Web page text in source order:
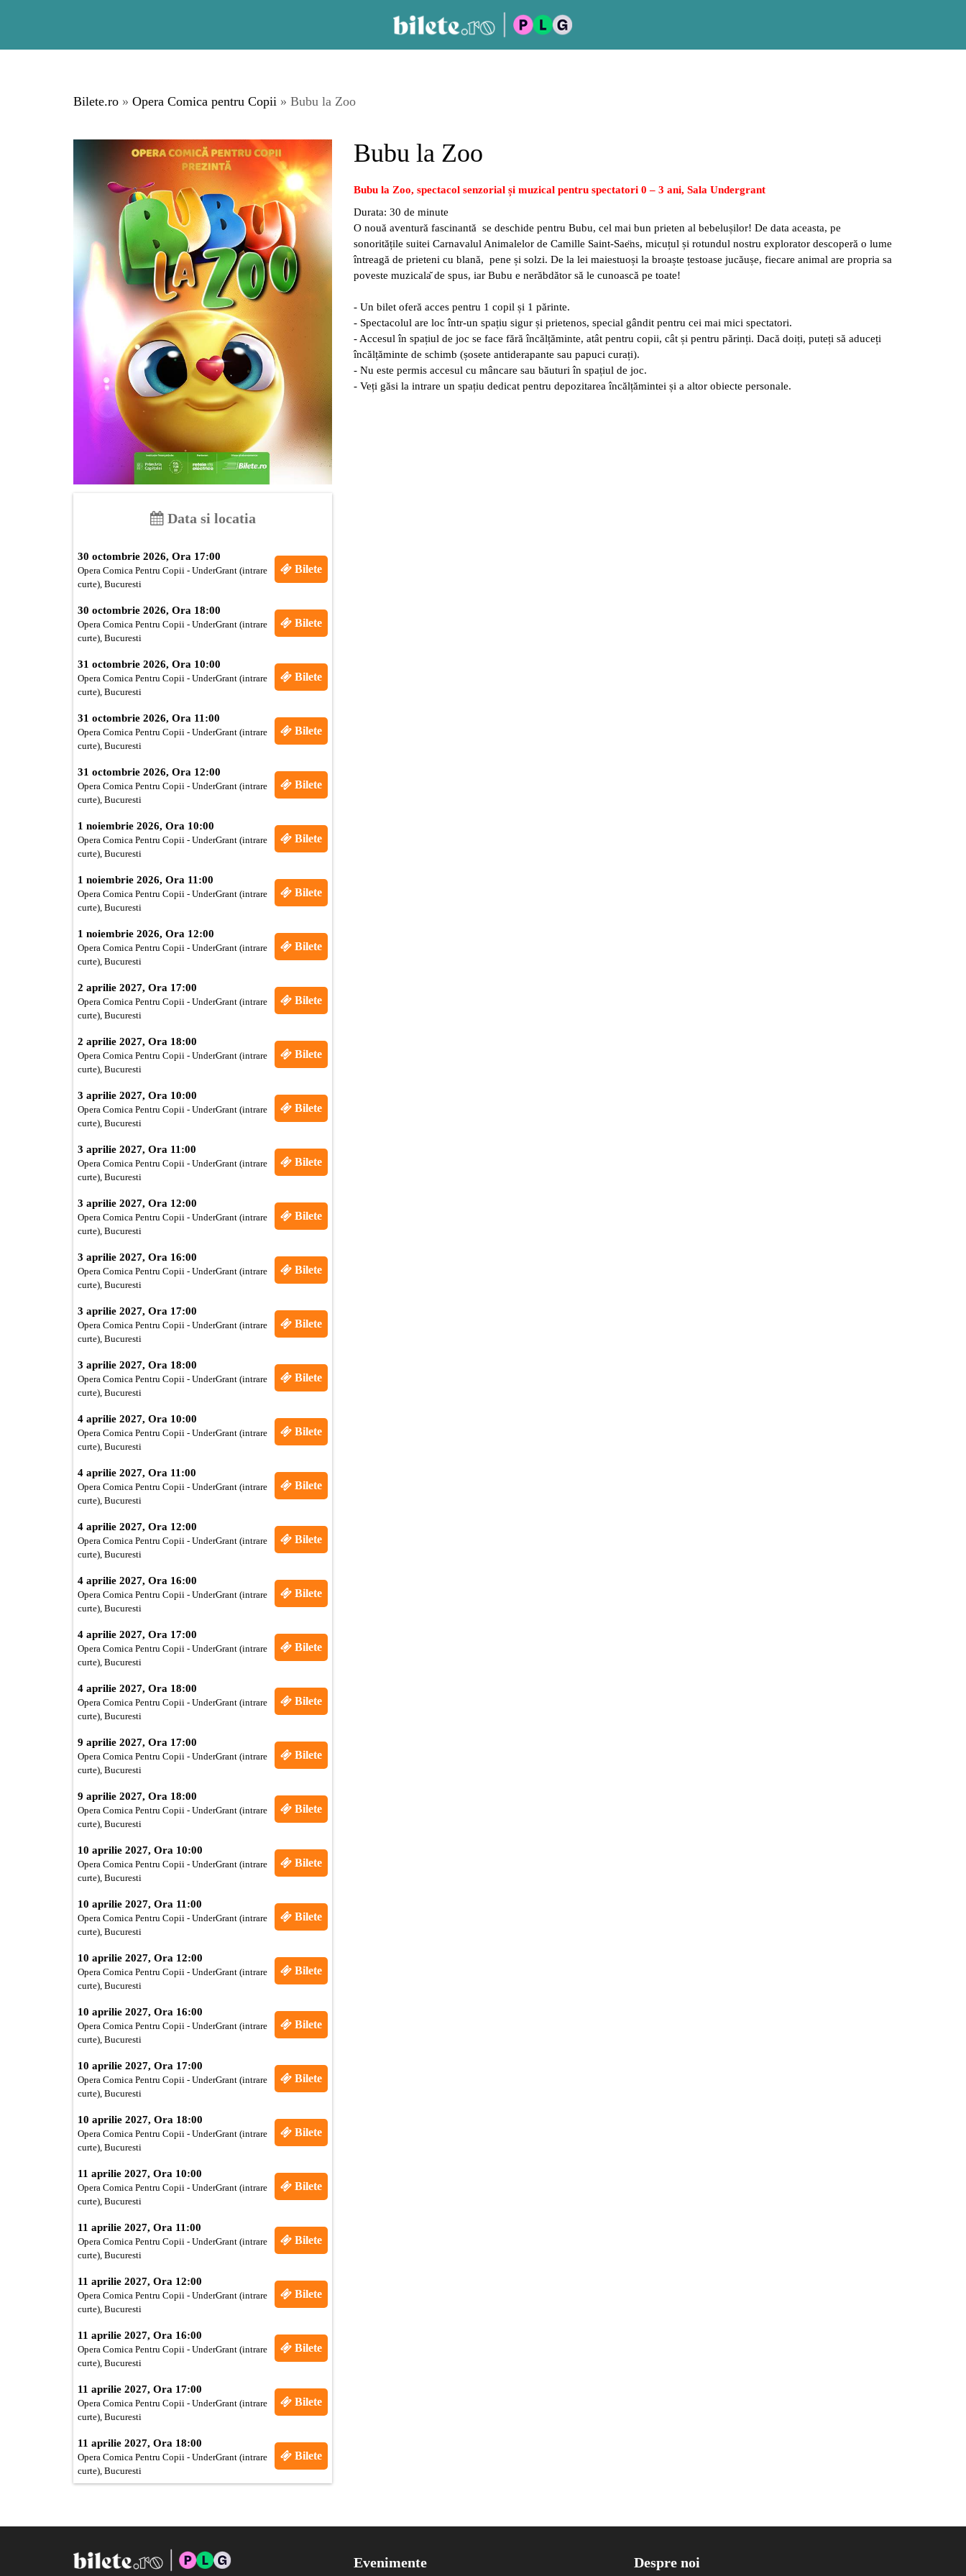
Bilete.ro » Opera Comica pentru Copii » Bubu la Zoo
Data si locatia
30 octombrie 2026, Ora 17:00
Opera Comica Pentru Copii - UnderGrant (intrare
curte), Bucuresti
Bilete
30 octombrie 2026, Ora 18:00
Opera Comica Pentru Copii - UnderGrant (intrare
curte), Bucuresti
Bilete
31 octombrie 2026, Ora 10:00
Opera Comica Pentru Copii - UnderGrant (intrare
curte), Bucuresti
Bilete
31 octombrie 2026, Ora 11:00
Opera Comica Pentru Copii - UnderGrant (intrare
curte), Bucuresti
Bilete
31 octombrie 2026, Ora 12:00
Opera Comica Pentru Copii - UnderGrant (intrare
curte), Bucuresti
Bilete
1 noiembrie 2026, Ora 10:00
Opera Comica Pentru Copii - UnderGrant (intrare
curte), Bucuresti
Bilete
1 noiembrie 2026, Ora 11:00
Opera Comica Pentru Copii - UnderGrant (intrare
curte), Bucuresti
Bilete
1 noiembrie 2026, Ora 12:00
Opera Comica Pentru Copii - UnderGrant (intrare
curte), Bucuresti
Bilete
2 aprilie 2027, Ora 17:00
Opera Comica Pentru Copii - UnderGrant (intrare
curte), Bucuresti
Bilete
2 aprilie 2027, Ora 18:00
Opera Comica Pentru Copii - UnderGrant (intrare
curte), Bucuresti
Bilete
3 aprilie 2027, Ora 10:00
Opera Comica Pentru Copii - UnderGrant (intrare
curte), Bucuresti
Bilete
3 aprilie 2027, Ora 11:00
Opera Comica Pentru Copii - UnderGrant (intrare
curte), Bucuresti
Bilete
3 aprilie 2027, Ora 12:00
Opera Comica Pentru Copii - UnderGrant (intrare
curte), Bucuresti
Bilete
3 aprilie 2027, Ora 16:00
Opera Comica Pentru Copii - UnderGrant (intrare
curte), Bucuresti
Bilete
3 aprilie 2027, Ora 17:00
Opera Comica Pentru Copii - UnderGrant (intrare
curte), Bucuresti
Bilete
3 aprilie 2027, Ora 18:00
Opera Comica Pentru Copii - UnderGrant (intrare
curte), Bucuresti
Bilete
4 aprilie 2027, Ora 10:00
Opera Comica Pentru Copii - UnderGrant (intrare
curte), Bucuresti
Bilete
4 aprilie 2027, Ora 11:00
Opera Comica Pentru Copii - UnderGrant (intrare
curte), Bucuresti
Bilete
4 aprilie 2027, Ora 12:00
Opera Comica Pentru Copii - UnderGrant (intrare
curte), Bucuresti
Bilete
4 aprilie 2027, Ora 16:00
Opera Comica Pentru Copii - UnderGrant (intrare
curte), Bucuresti
Bilete
4 aprilie 2027, Ora 17:00
Opera Comica Pentru Copii - UnderGrant (intrare
curte), Bucuresti
Bilete
4 aprilie 2027, Ora 18:00
Opera Comica Pentru Copii - UnderGrant (intrare
curte), Bucuresti
Bilete
9 aprilie 2027, Ora 17:00
Opera Comica Pentru Copii - UnderGrant (intrare
curte), Bucuresti
Bilete
9 aprilie 2027, Ora 18:00
Opera Comica Pentru Copii - UnderGrant (intrare
curte), Bucuresti
Bilete
10 aprilie 2027, Ora 10:00
Opera Comica Pentru Copii - UnderGrant (intrare
curte), Bucuresti
Bilete
10 aprilie 2027, Ora 11:00
Opera Comica Pentru Copii - UnderGrant (intrare
curte), Bucuresti
Bilete
10 aprilie 2027, Ora 12:00
Opera Comica Pentru Copii - UnderGrant (intrare
curte), Bucuresti
Bilete
10 aprilie 2027, Ora 16:00
Opera Comica Pentru Copii - UnderGrant (intrare
curte), Bucuresti
Bilete
10 aprilie 2027, Ora 17:00
Opera Comica Pentru Copii - UnderGrant (intrare
curte), Bucuresti
Bilete
10 aprilie 2027, Ora 18:00
Opera Comica Pentru Copii - UnderGrant (intrare
curte), Bucuresti
Bilete
11 aprilie 2027, Ora 10:00
Opera Comica Pentru Copii - UnderGrant (intrare
curte), Bucuresti
Bilete
11 aprilie 2027, Ora 11:00
Opera Comica Pentru Copii - UnderGrant (intrare
curte), Bucuresti
Bilete
11 aprilie 2027, Ora 12:00
Opera Comica Pentru Copii - UnderGrant (intrare
curte), Bucuresti
Bilete
11 aprilie 2027, Ora 16:00
Opera Comica Pentru Copii - UnderGrant (intrare
curte), Bucuresti
Bilete
11 aprilie 2027, Ora 17:00
Opera Comica Pentru Copii - UnderGrant (intrare
curte), Bucuresti
Bilete
11 aprilie 2027, Ora 18:00
Opera Comica Pentru Copii - UnderGrant (intrare
curte), Bucuresti
Bilete
Bubu la Zoo
Bubu la Zoo, spectacol senzorial și muzical pentru spectatori 0– 3 ani, Sala Undergrant
Durata: 30 de minute
O nouă aventură fascinantă se deschide pentru Bubu, cel mai bun prieten al bebelușilor! De data aceasta, pe
sonoritățile suitei Carnavalul Animalelor de Camille Saint-Saens, micuțul și rotundul nostru explorator descoperă o lume
întreagă de prieteni cu blană, pene și solzi. De la lei maiestuoși la broaște țestoase jucăușe, fiecare animal are propria sa
poveste muzicalade spus, iar Bubu e nerăbdător să le cunoască pe toate!
- Un bilet oferă acces pentru 1 copil și 1 părinte.
- Spectacolul are loc într-un spațiu sigur și prietenos, special gândit pentru cei mai mici spectatori.
- Accesul în spațiul de joc se face fără încălțăminte, atât pentru copii, cât și pentru părinți. Dacă doiți, puteți să aduceți
încălțăminte de schimb (șosete antiderapante sau papuci curați).
- Nu este permis accesul cu mâncare sau băuturi în spațiul de joc.
- Veți găsi la intrare un spațiu dedicat pentru depozitarea încălțămintei și a altor obiecte personale.
Evenimente Despre noi